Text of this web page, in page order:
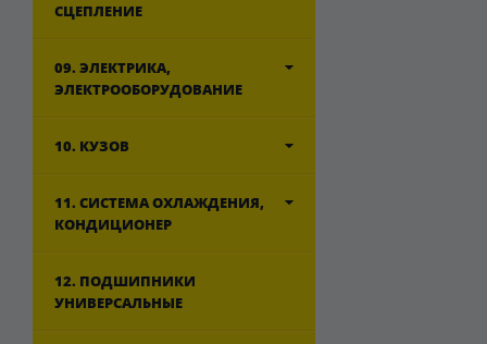
СЦЕПЛЕНИЕ
09. ЭЛЕКТРИКА,
ЭЛЕКТРООБОРУДОВАНИЕ
10. КУЗОВ
11. СИСТЕМА ОХЛАЖДЕНИЯ,
КОНДИЦИОНЕР
12. ПОДШИПНИКИ
УНИВЕРСАЛЬНЫЕ